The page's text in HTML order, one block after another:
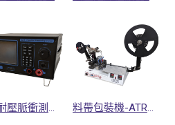
電容耐壓脈衝測試器 料帶包裝機-ATR系列